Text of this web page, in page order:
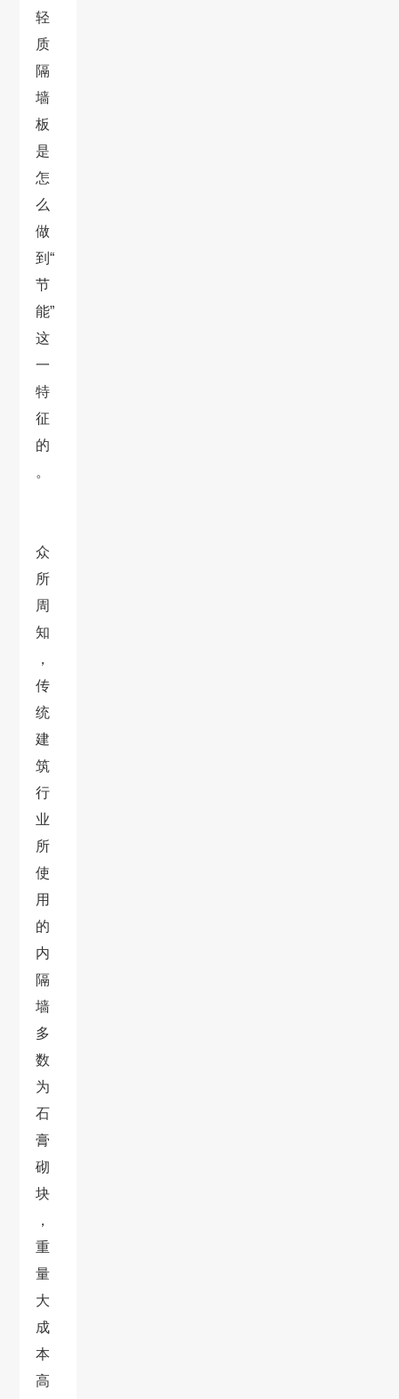
轻
质
隔
墙
板
是
怎
么
做
到“
节
能”
这
一
特
征
的
。
众
所
周
知
，
传
统
建
筑
行
业
所
使
用
的
内
隔
墙
多
数
为
石
膏
砌
块
，
重
量
大
成
本
高